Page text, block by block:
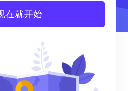
在就开始